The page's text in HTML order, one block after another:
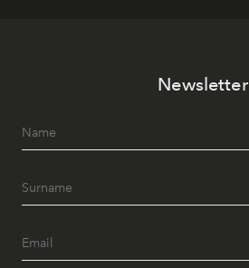
Newsletter